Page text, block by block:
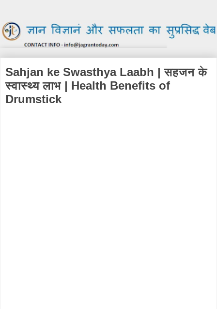
Sahjan ke Swasthya Laabh | सहजन के
स्वास्थ्य लाभ | Health Benefits of
Drumstick